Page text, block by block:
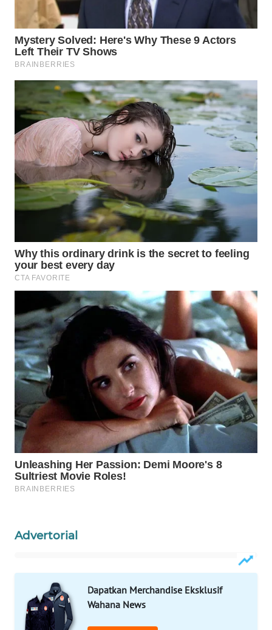
Advertorial
Dapatkan Merchandise Eksklusif
Wahana News
WAHANA
WAHANA
HEALTH
WAHANA
DESA
WISATA
LAPAK
WAHANA
Wahana
KONSUMEN
LISTRIK
MASYARAKAT
KELISTRIKAN
WALINKI
ID
MAWAKA
ID
MARTABAT
PLN
WATCH
KOPEKLIN